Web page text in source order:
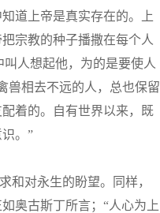
道上帝是真实存在的。上
宗教的种子播撒在每个人
人想起他，为的是要使人
兽相去不远的人，总也保留
着的。自有世界以来，既
。”
和对永生的盼望。同样，
奥古斯丁所言；“人心为上